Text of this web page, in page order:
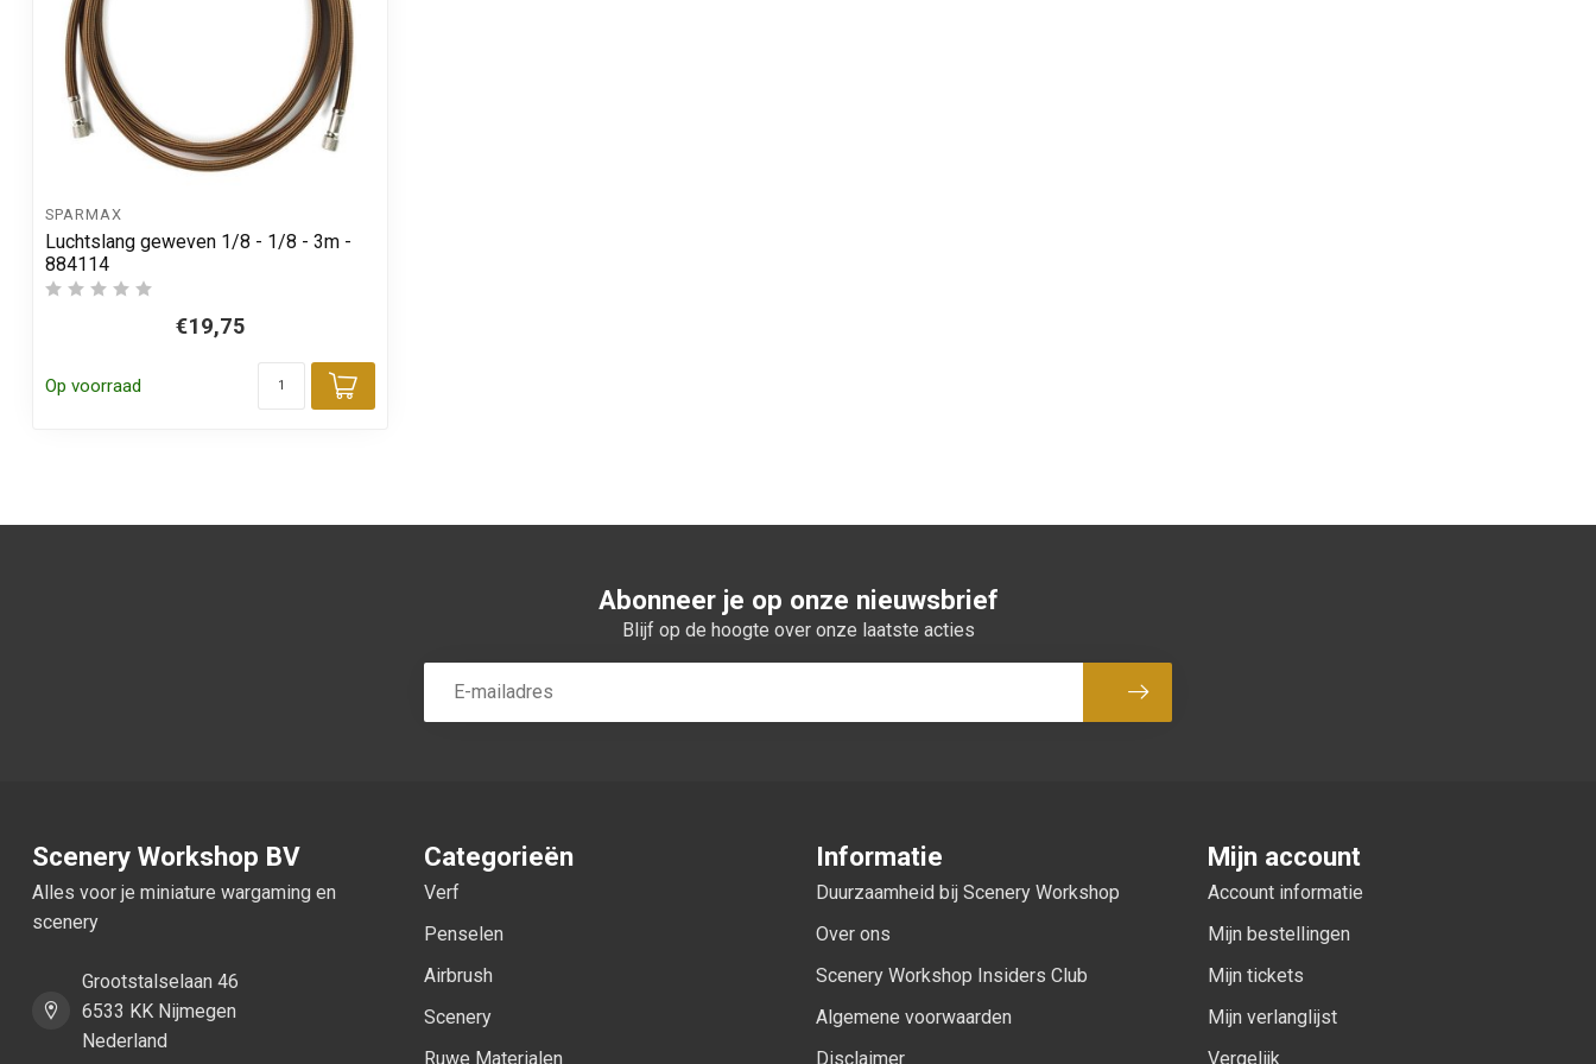
SPARMAX
Luchtslang geweven 1/8 - 1/8 - 3m -
884114
€19,75
Op voorraad
Toevoegen aan winkelwagen
Abonneer je op onze nieuwsbrief
Blijf op de hoogte over onze laatste acties
Abonneer
Scenery Workshop BV
Alles voor je miniature wargaming en
scenery
Grootstalselaan 46
6533 KK Nijmegen
Nederland
Categorieën
Verf
Penselen
Airbrush
Scenery
Ruwe Materialen
Informatie
Duurzaamheid bij Scenery Workshop
Over ons
Scenery Workshop Insiders Club
Algemene voorwaarden
Disclaimer
Mijn account
Account informatie
Mijn bestellingen
Mijn tickets
Mijn verlanglijst
Vergelijk